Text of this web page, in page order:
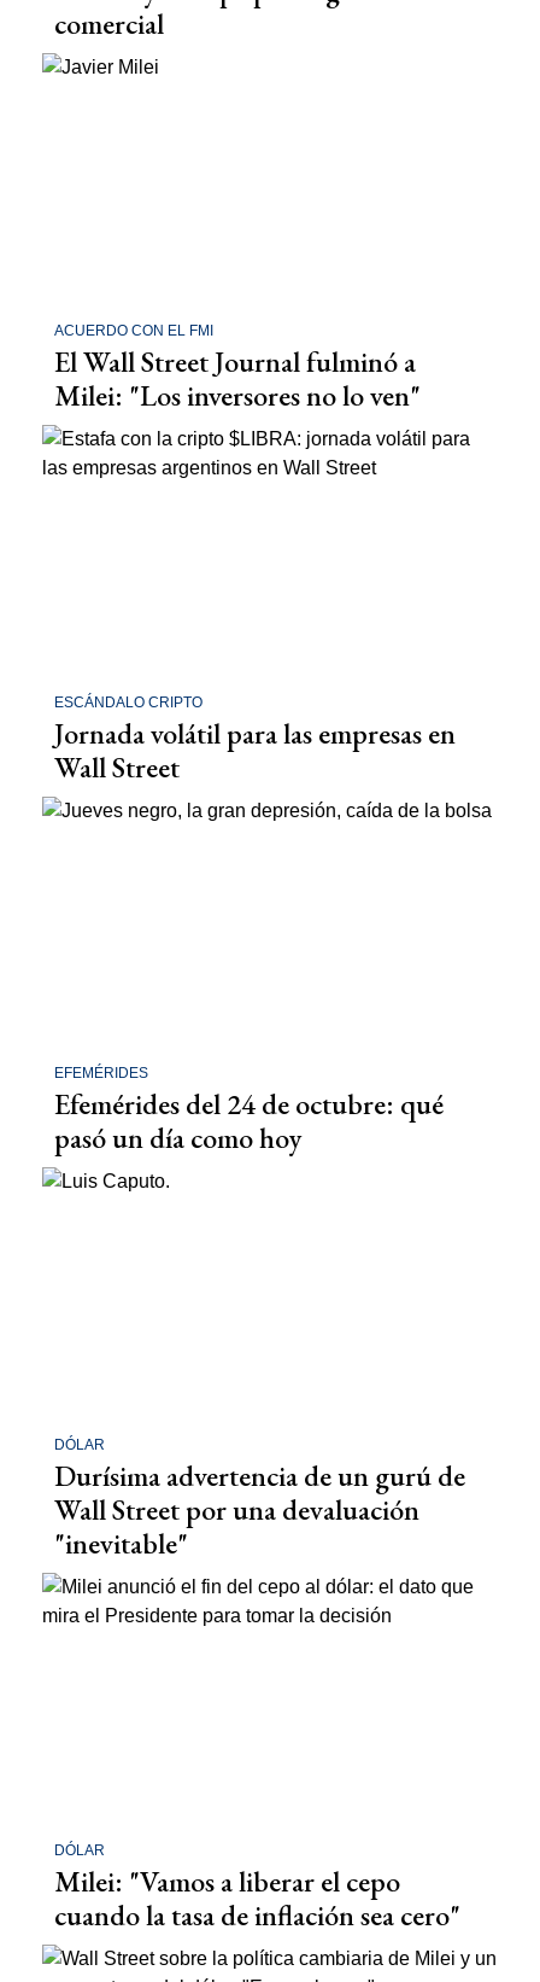
comercial
ACUERDO CON EL FMI
El Wall Street Journal fulminó a
Milei: "Los inversores no lo ven"
ESCÁNDALO CRIPTO
Jornada volátil para las empresas en
Wall Street
EFEMÉRIDES
Efemérides del 24 de octubre: qué
pasó un día como hoy
DÓLAR
Durísima advertencia de un gurú de
Wall Street por una devaluación
"inevitable"
DÓLAR
Milei: "Vamos a liberar el cepo
cuando la tasa de inflación sea cero"